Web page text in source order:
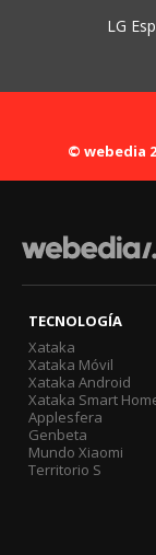
LG
© webedia
TECNOLOGÍA
Xataka
Xataka Móvil
Xataka Android
Xataka Smart
Applesfera
Genbeta
Mundo Xiaomi
Territorio S